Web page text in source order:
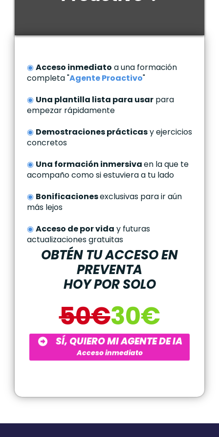
◉ Acceso inmediato a una formación
completa "Agente Proactivo"
◉ Una plantilla lista para usar para
empezar rápidamente
◉ Demostraciones prácticasy ejercicios
concretos
◉ Una formación inmersivaen la que te
acompaño como si estuviera a tu lado
◉ Bonificacionesexclusivas para ir aún
más lejos
◉ Acceso de por vida y futuras
actualizaciones gratuitas
OBTÉN TU ACCESO EN
PREVENTA
HOY POR SOLO
50€30€
SÍ, QUIERO MI AGENTE DE IA
Acceso inmediato